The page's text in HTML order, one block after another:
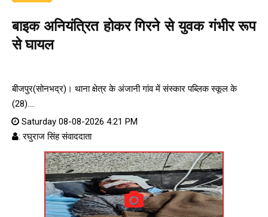
बाइक अनियंत्रित होकर गिरने से युवक गंभीर रूप
से घायल
बीजपुर(सोनभद्र)। थाना क्षेत्र के अंजानी गांव में संस्कार पब्लिक स्कूल के
(28)....
Saturday 08-08-2026 4:21 PM
: रघुराज सिंह संवाददाता